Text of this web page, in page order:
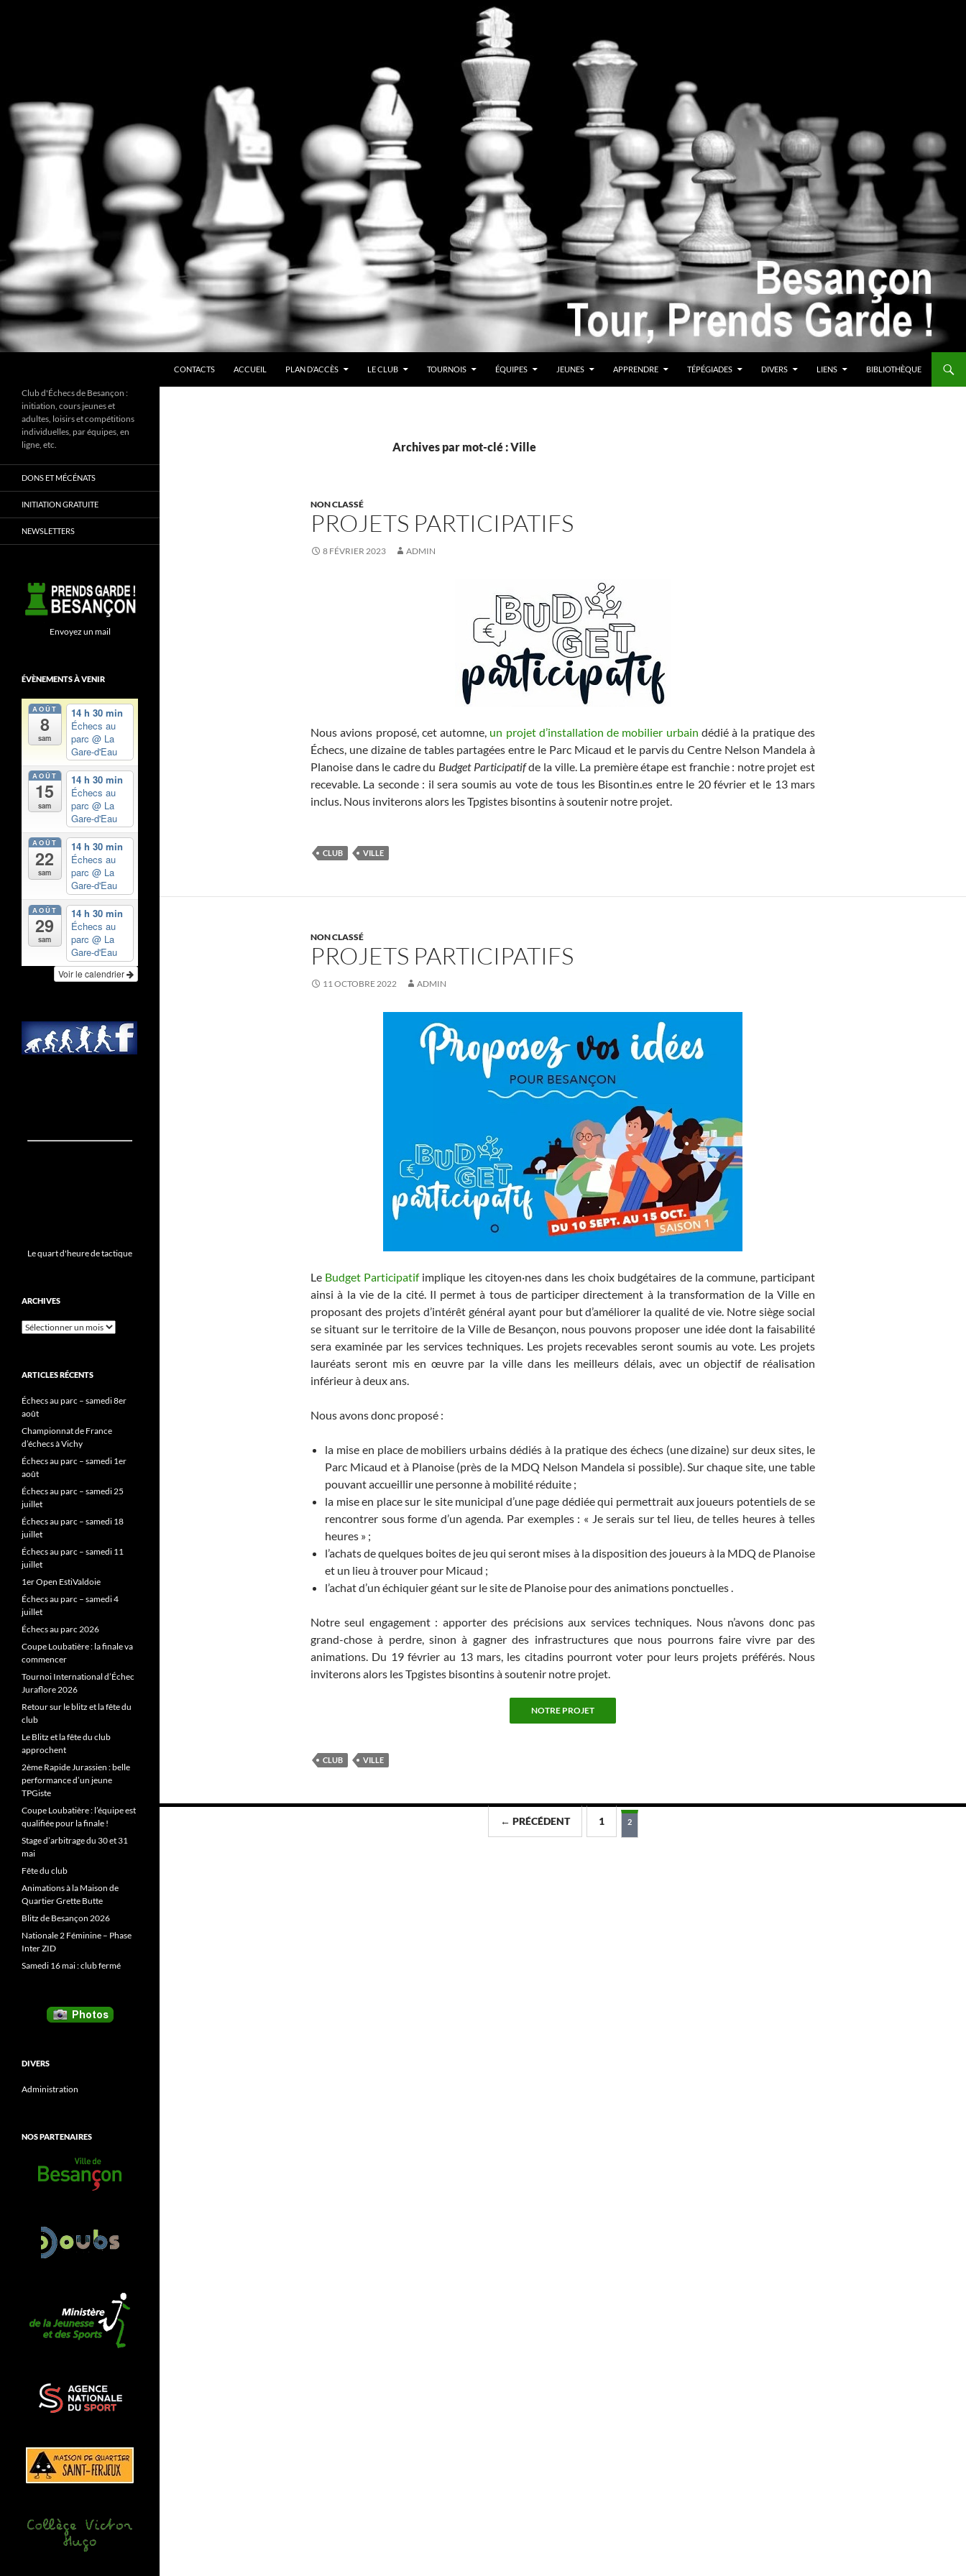
CONTACTS
ACCUEIL PLAN D’ACCÈS LE CLUB TOURNOIS ÉQUIPES JEUNES APPRENDRE TÉPÉGIADES DIVERS LIENS BIBLIOTHÈQUE
Archives par mot-clé : Ville
NON CLASSÉ
PROJETS PARTICIPATIFS
8 FÉVRIER 2023 ADMIN
Nous avions proposé, cet automne, un projet d’installation de mobilier urbain dédié à la pratique des
Échecs, une dizaine de tables partagées entre le Parc Micaud et le parvis du Centre Nelson Mandela à
Planoise dans le cadre du Budget Participatifde la ville. La première étape est franchie : notre projet est
recevable. La seconde : il sera soumis au vote de tous les Bisontin.es entre le 20 février et le 13 mars
inclus. Nous inviterons alors les Tpgistes bisontins à soutenir notre projet.
CLUB VILLE
NON CLASSÉ
PROJETS PARTICIPATIFS
11 OCTOBRE 2022 ADMIN
Le Budget Participatifimplique les citoyen·nes dans les choix budgétaires de la commune, participant
ainsi à la vie de la cité. Il permet à tous de participer directement à la transformation de la Ville en
proposant des projets d’intérêt général ayant pour but d’améliorer la qualité de vie. Notre siège social
se situant sur le territoire de la Ville de Besançon, nous pouvons proposer une idée dont la faisabilité
sera examinée par les services techniques. Les projets recevables seront soumis au vote. Les projets
lauréats seront mis en œuvre par la ville dans les meilleurs délais, avec un objectif de réalisation
inférieur à deux ans.
Nous avons donc proposé :
la mise en place de mobiliers urbains dédiés à la pratique des échecs (une dizaine) sur deux sites, le
Parc Micaud et à Planoise (près de la MDQ Nelson Mandela si possible). Sur chaque site, une table
pouvant accueillir une personne à mobilité réduite ;
la mise en place sur le site municipal d’une page dédiée qui permettrait aux joueurs potentiels de se
rencontrer sous forme d’un agenda. Par exemples : « Je serais sur tel lieu, de telles heures à telles
heures » ;
l’achats de quelques boites de jeu qui seront mises à la disposition des joueurs à la MDQ de Planoise
et un lieu à trouver pour Micaud ;
l’achat d’un échiquier géant sur le site de Planoise pour des animations ponctuelles .
Notre seul engagement : apporter des précisions aux services techniques. Nous n’avons donc pas
grand-chose à perdre, sinon à gagner des infrastructures que nous pourrons faire vivre par des
animations. Du 19 février au 13 mars, les citadins pourront voter pour leurs projets préférés. Nous
inviterons alors les Tpgistes bisontins à soutenir notre projet.
NOTRE PROJET
CLUB VILLE
← PRÉCÉDENT 1 2
Club d'Échecs de Besançon :
initiation, cours jeunes et
adultes, loisirs et compétitions
individuelles, par équipes, en
ligne, etc.
DONS ET MÉCÉNATS
INITIATION GRATUITE
NEWSLETTERS
Envoyez un mail
ÉVÈNEMENTS À VENIR
AOÛT
8
sam
14 h 30 min
Échecs au
parc @ La
Gare-d'Eau
AOÛT
15
sam
14 h 30 min
Échecs au
parc @ La
Gare-d'Eau
AOÛT
22
sam
14 h 30 min
Échecs au
parc @ La
Gare-d'Eau
AOÛT
29
sam
14 h 30 min
Échecs au
parc @ La
Gare-d'Eau
Voir le calendrier
Le quart d'heure de tactique
ARCHIVES
Archives
ARTICLES RÉCENTS
Échecs au parc – samedi 8er
août
Championnat de France
d’échecs à Vichy
Échecs au parc – samedi 1er
août
Échecs au parc – samedi 25
juillet
Échecs au parc – samedi 18
juillet
Échecs au parc – samedi 11
juillet
1er Open EstiValdoie
Échecs au parc – samedi 4
juillet
Échecs au parc 2026
Coupe Loubatière : la finale va
commencer
Tournoi International d’Échec
Juraflore 2026
Retour sur le blitz et la fête du
club
Le Blitz et la fête du club
approchent
2ème Rapide Jurassien : belle
performance d’un jeune
TPGiste
Coupe Loubatière : l’équipe est
qualifiée pour la finale !
Stage d’arbitrage du 30 et 31
mai
Fête du club
Animations à la Maison de
Quartier Grette Butte
Blitz de Besançon 2026
Nationale 2 Féminine – Phase
Inter ZID
Samedi 16 mai : club fermé
DIVERS
Administration
NOS PARTENAIRES